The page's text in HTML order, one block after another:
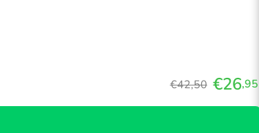
€42,50 €26,95